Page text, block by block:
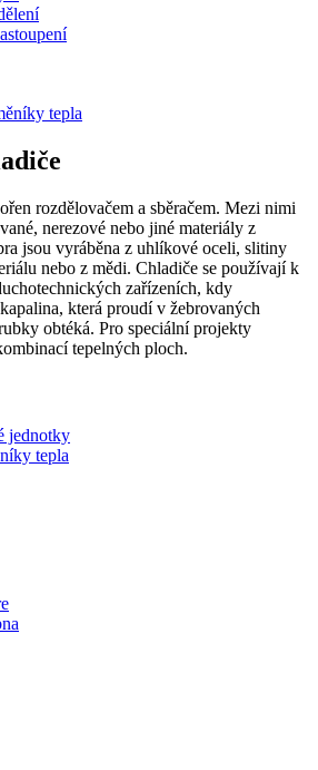
tepla
rozdělovačem a sběračem. Mezi nimi
nerezové nebo jiné materiály z
jsou vyráběna z uhlíkové oceli, slitiny
nebo z mědi. Chladiče se používají k
zařízeních, kdy
která proudí v žebrovaných
obtéká. Pro speciální projekty
tepelných ploch.
jednotky
tepla